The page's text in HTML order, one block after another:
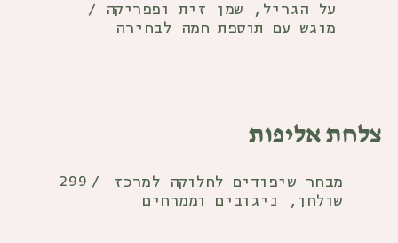
על הגריל, שמן זית ופפריקה /
מוגש עם תוספת חמה לבחירה
צלחת אליפות
299 /
מבחר שיפודים לחלוקה למרכז
שולחן, ניגובים וממרחים